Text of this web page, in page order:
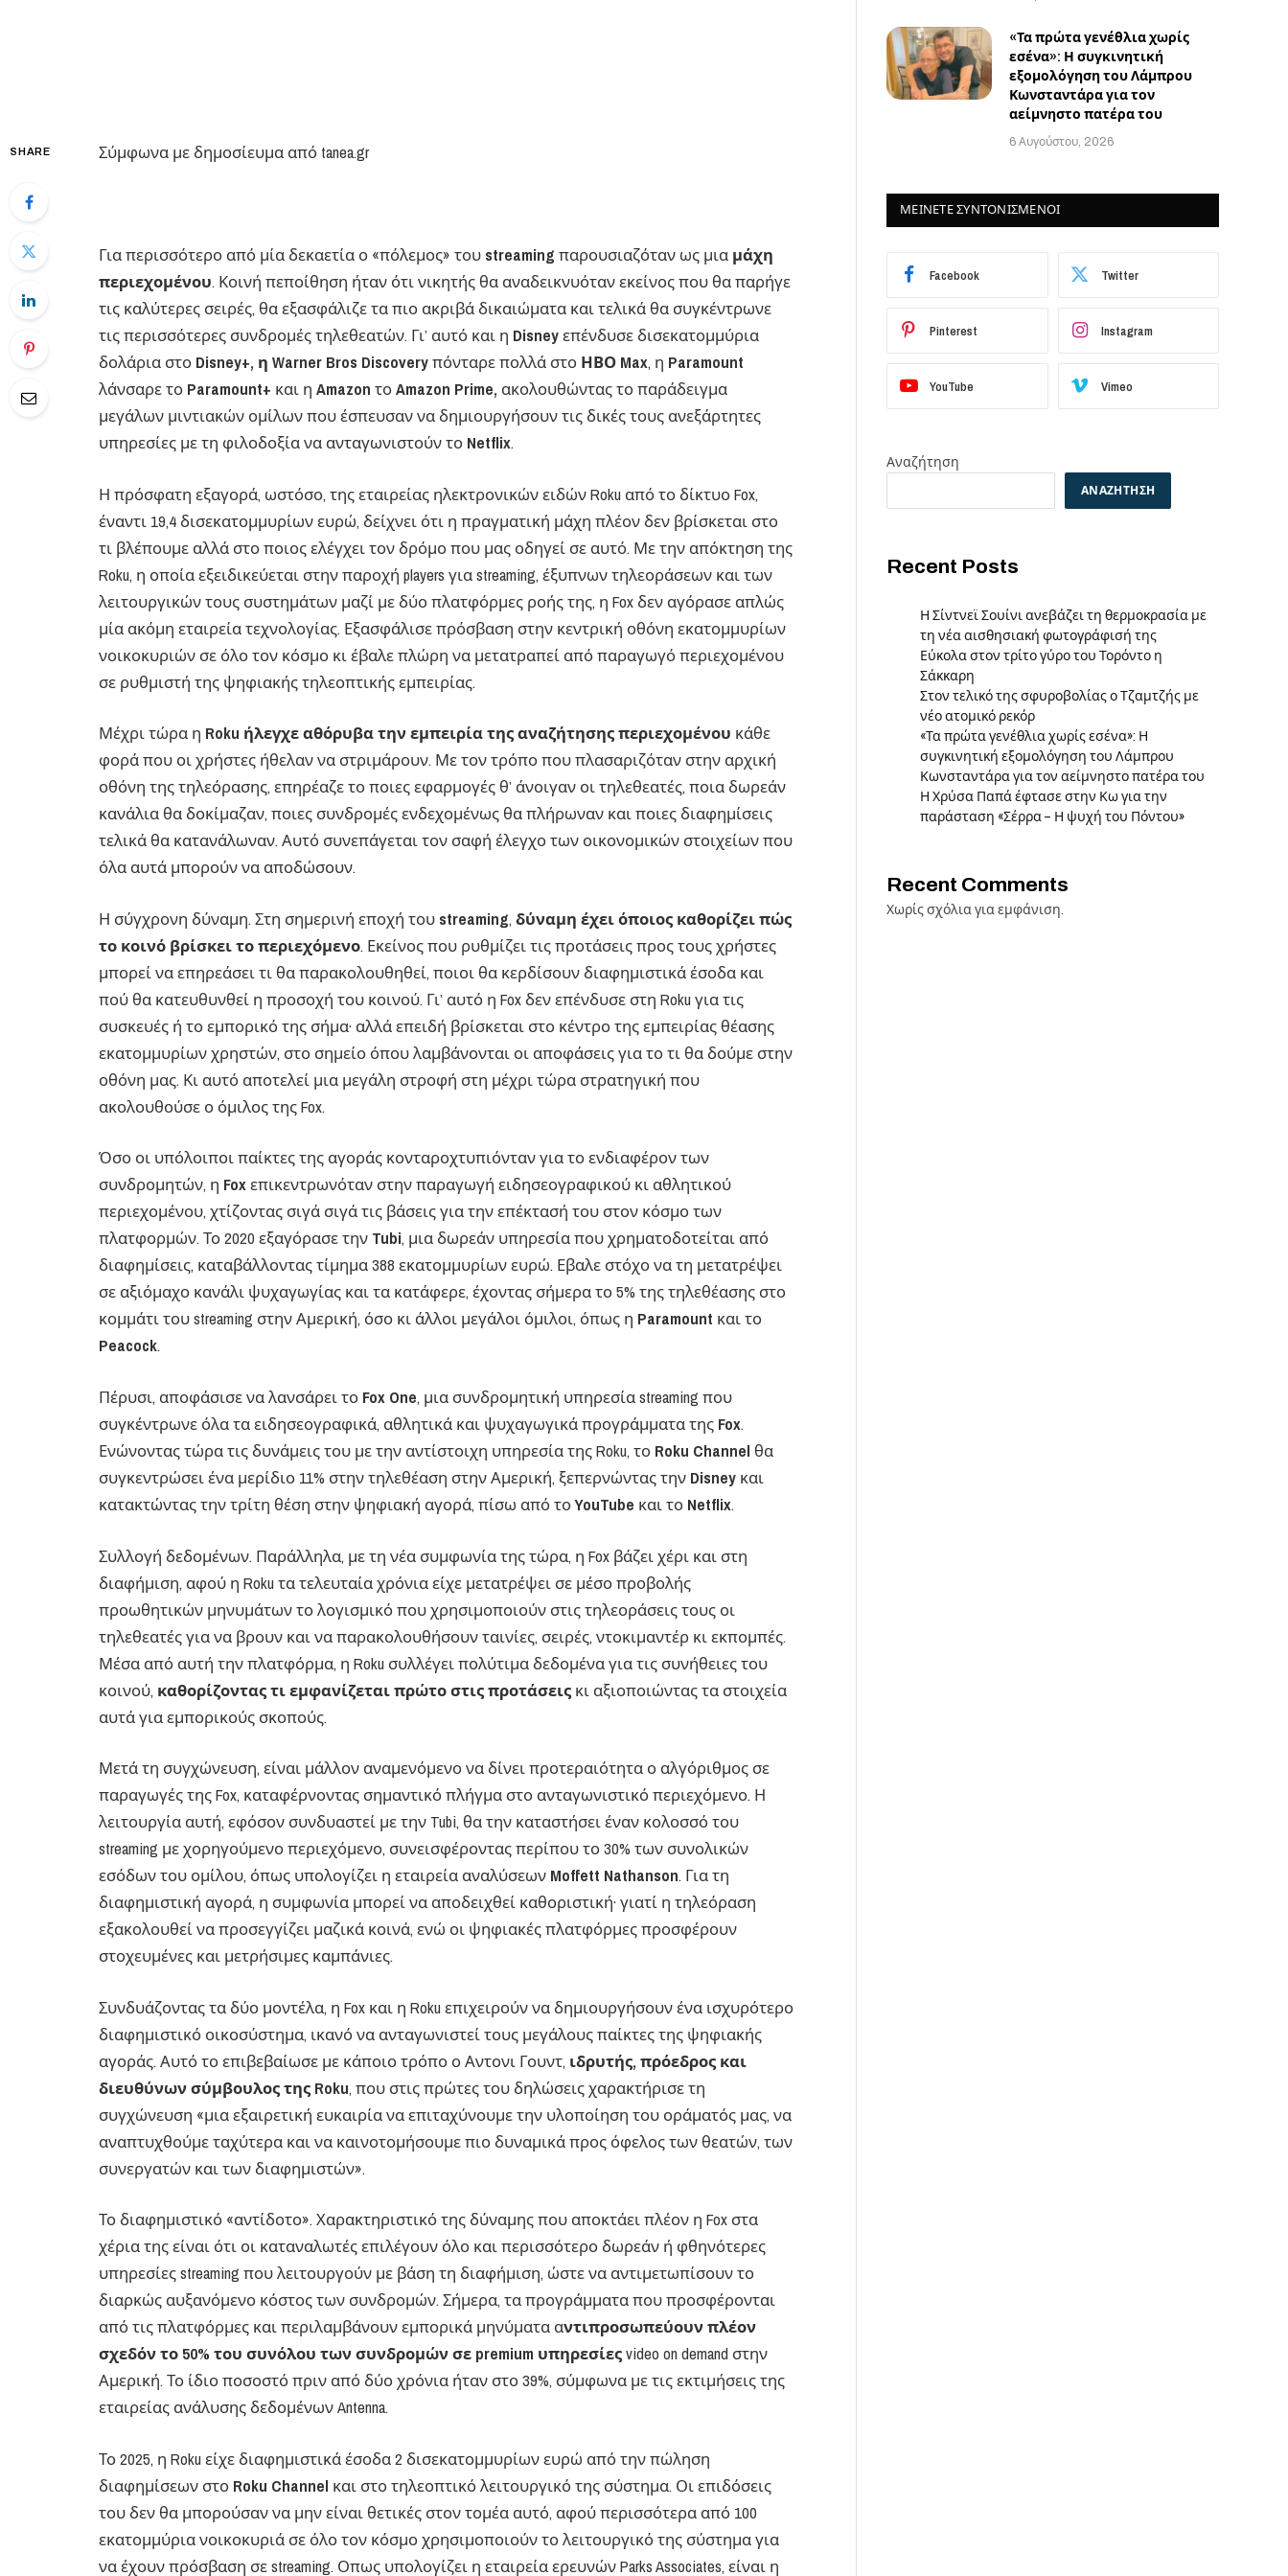
SHARE Σύμφωνα με δημοσίευμα από tanea.gr
Για περισσότερο από μία δεκαετία ο «πόλεμος» του streaming παρουσιαζόταν ως μια μάχη
περιεχομένου. Κοινή πεποίθηση ήταν ότι νικητής θα αναδεικνυόταν εκείνος που θα παρήγε
τις καλύτερες σειρές, θα εξασφάλιζε τα πιο ακριβά δικαιώματα και τελικά θα συγκέντρωνε
τις περισσότερες συνδρομές τηλεθεατών. Γι’ αυτό και η Disneyεπένδυσε δισεκατομμύρια
δολάρια στο Disney+, η Warner Bros Discoveryπόνταρε πολλά στο ΗΒΟ Max, η Paramount
λάνσαρε το Paramount+ και η Amazon τοAmazon Prime, ακολουθώντας το παράδειγμα
μεγάλων μιντιακών ομίλων που έσπευσαν να δημιουργήσουν τις δικές τους ανεξάρτητες
υπηρεσίες με τη φιλοδοξία να ανταγωνιστούν το Netflix.
Η πρόσφατη εξαγορά, ωστόσο, της εταιρείας ηλεκτρονικών ειδών Roku από το δίκτυο Fox,
έναντι 19,4 δισεκατομμυρίων ευρώ, δείχνει ότι η πραγματική μάχη πλέον δεν βρίσκεται στο
τι βλέπουμε αλλά στο ποιος ελέγχει τον δρόμο που μας οδηγεί σε αυτό. Με την απόκτηση της
Roku, η οποία εξειδικεύεται στην παροχή players για streaming, έξυπνων τηλεοράσεων και των
λειτουργικών τους συστημάτων μαζί με δύο πλατφόρμες ροής της, η Fox δεν αγόρασε απλώς
μία ακόμη εταιρεία τεχνολογίας. Εξασφάλισε πρόσβαση στην κεντρική οθόνη εκατομμυρίων
νοικοκυριών σε όλο τον κόσμο κι έβαλε πλώρη να μετατραπεί από παραγωγό περιεχομένου
σε ρυθμιστή της ψηφιακής τηλεοπτικής εμπειρίας.
Μέχρι τώρα η Roku ήλεγχε αθόρυβα την εμπειρία της αναζήτησης περιεχομένου κάθε
φορά που οι χρήστες ήθελαν να στριμάρουν. Με τον τρόπο που πλασαριζόταν στην αρχική
οθόνη της τηλεόρασης, επηρέαζε το ποιες εφαρμογές θ’ άνοιγαν οι τηλεθεατές, ποια δωρεάν
κανάλια θα δοκίμαζαν, ποιες συνδρομές ενδεχομένως θα πλήρωναν και ποιες διαφημίσεις
τελικά θα κατανάλωναν. Αυτό συνεπάγεται τον σαφή έλεγχο των οικονομικών στοιχείων που
όλα αυτά μπορούν να αποδώσουν.
Η σύγχρονη δύναμη. Στη σημερινή εποχή του streaming,δύναμη έχει όποιος καθορίζει πώς
το κοινό βρίσκει το περιεχόμενο. Εκείνος που ρυθμίζει τις προτάσεις προς τους χρήστες
μπορεί να επηρεάσει τι θα παρακολουθηθεί, ποιοι θα κερδίσουν διαφημιστικά έσοδα και
πού θα κατευθυνθεί η προσοχή του κοινού. Γι’ αυτό η Fox δεν επένδυσε στη Roku για τις
συσκευές ή το εμπορικό της σήμα· αλλά επειδή βρίσκεται στο κέντρο της εμπειρίας θέασης
εκατομμυρίων χρηστών, στο σημείο όπου λαμβάνονται οι αποφάσεις για το τι θα δούμε στην
οθόνη μας. Κι αυτό αποτελεί μια μεγάλη στροφή στη μέχρι τώρα στρατηγική που
ακολουθούσε ο όμιλος της Fox.
Όσο οι υπόλοιποι παίκτες της αγοράς κονταροχτυπιόνταν για το ενδιαφέρον των
συνδρομητών, η Foxεπικεντρωνόταν στην παραγωγή ειδησεογραφικού κι αθλητικού
περιεχομένου, χτίζοντας σιγά σιγά τις βάσεις για την επέκτασή του στον κόσμο των
πλατφορμών. Το 2020 εξαγόρασε την Tubi, μια δωρεάν υπηρεσία που χρηματοδοτείται από
διαφημίσεις, καταβάλλοντας τίμημα 388 εκατομμυρίων ευρώ. Εβαλε στόχο να τη μετατρέψει
σε αξιόμαχο κανάλι ψυχαγωγίας και τα κατάφερε, έχοντας σήμερα το 5% της τηλεθέασης στο
κομμάτι του streaming στην Αμερική, όσο κι άλλοι μεγάλοι όμιλοι, όπως η Paramount και το
Peacock.
Πέρυσι, αποφάσισε να λανσάρει το Fox One, μια συνδρομητική υπηρεσία streaming που
συγκέντρωνε όλα τα ειδησεογραφικά, αθλητικά και ψυχαγωγικά προγράμματα της Fox.
Ενώνοντας τώρα τις δυνάμεις του με την αντίστοιχη υπηρεσία της Roku, το Roku Channel θα
συγκεντρώσει ένα μερίδιο 11% στην τηλεθέαση στην Αμερική, ξεπερνώντας την Disney και
κατακτώντας την τρίτη θέση στην ψηφιακή αγορά, πίσω από τοYouTube και το Netflix.
Συλλογή δεδομένων. Παράλληλα, με τη νέα συμφωνία της τώρα, η Fox βάζει χέρι και στη
διαφήμιση, αφού η Roku τα τελευταία χρόνια είχε μετατρέψει σε μέσο προβολής
προωθητικών μηνυμάτων το λογισμικό που χρησιμοποιούν στις τηλεοράσεις τους οι
τηλεθεατές για να βρουν και να παρακολουθήσουν ταινίες, σειρές, ντοκιμαντέρ κι εκπομπές.
Μέσα από αυτή την πλατφόρμα, η Roku συλλέγει πολύτιμα δεδομένα για τις συνήθειες του
κοινού, καθορίζοντας τι εμφανίζεται πρώτο στις προτάσεις κι αξιοποιώντας τα στοιχεία
αυτά για εμπορικούς σκοπούς.
Μετά τη συγχώνευση, είναι μάλλον αναμενόμενο να δίνει προτεραιότητα ο αλγόριθμος σε
παραγωγές της Fox, καταφέρνοντας σημαντικό πλήγμα στο ανταγωνιστικό περιεχόμενο. Η
λειτουργία αυτή, εφόσον συνδυαστεί με την Tubi, θα την καταστήσει έναν κολοσσό του
streaming με χορηγούμενο περιεχόμενο, συνεισφέροντας περίπου το 30% των συνολικών
εσόδων του ομίλου, όπως υπολογίζει η εταιρεία αναλύσεων Moffett Nathanson. Για τη
διαφημιστική αγορά, η συμφωνία μπορεί να αποδειχθεί καθοριστική· γιατί η τηλεόραση
εξακολουθεί να προσεγγίζει μαζικά κοινά, ενώ οι ψηφιακές πλατφόρμες προσφέρουν
στοχευμένες και μετρήσιμες καμπάνιες.
Συνδυάζοντας τα δύο μοντέλα, η Fox και η Roku επιχειρούν να δημιουργήσουν ένα ισχυρότερο
διαφημιστικό οικοσύστημα, ικανό να ανταγωνιστεί τους μεγάλους παίκτες της ψηφιακής
αγοράς. Αυτό το επιβεβαίωσε με κάποιο τρόπο ο Αντονι Γουντ, ιδρυτής, πρόεδρος και
διευθύνων σύμβουλος της Roku, που στις πρώτες του δηλώσεις χαρακτήρισε τη
συγχώνευση «μια εξαιρετική ευκαιρία να επιταχύνουμε την υλοποίηση του οράματός μας, να
αναπτυχθούμε ταχύτερα και να καινοτομήσουμε πιο δυναμικά προς όφελος των θεατών, των
συνεργατών και των διαφημιστών».
Το διαφημιστικό «αντίδοτο». Χαρακτηριστικό της δύναμης που αποκτάει πλέον η Fox στα
χέρια της είναι ότι οι καταναλωτές επιλέγουν όλο και περισσότερο δωρεάν ή φθηνότερες
υπηρεσίες streaming που λειτουργούν με βάση τη διαφήμιση, ώστε να αντιμετωπίσουν το
διαρκώς αυξανόμενο κόστος των συνδρομών. Σήμερα, τα προγράμματα που προσφέρονται
από τις πλατφόρμες και περιλαμβάνουν εμπορικά μηνύματα αντιπροσωπεύουν πλέον
σχεδόν το 50% του συνόλου των συνδρομών σε premium υπηρεσίεςvideo on demand στην
Αμερική. Το ίδιο ποσοστό πριν από δύο χρόνια ήταν στο 39%, σύμφωνα με τις εκτιμήσεις της
εταιρείας ανάλυσης δεδομένων Antenna.
Το 2025, η Roku είχε διαφημιστικά έσοδα 2 δισεκατομμυρίων ευρώ από την πώληση
διαφημίσεων στο Roku Channel και στο τηλεοπτικό λειτουργικό της σύστημα. Οι επιδόσεις
του δεν θα μπορούσαν να μην είναι θετικές στον τομέα αυτό, αφού περισσότερα από 100
εκατομμύρια νοικοκυριά σε όλο τον κόσμο χρησιμοποιούν το λειτουργικό της σύστημα για
να έχουν πρόσβαση σε streaming. Οπως υπολογίζει η εταιρεία ερευνών Parks Associates, είναι η
«Τα πρώτα γενέθλια χωρίς
εσένα»: Η συγκινητική
εξομολόγηση του Λάμπρου
Κωνσταντάρα για τον
αείμνηστο πατέρα του
6 Αυγούστου, 2026
ΜΕΙΝΕΤΕ ΣΥΝΤΟΝΙΣΜΕΝΟΙ
Facebook Twitter
Pinterest Instagram
YouTube Vimeo
Αναζήτηση
ΑΝΑΖΉΤΗΣΗ
Recent Posts
Η Σίντνεϊ Σουίνι ανεβάζει τη θερμοκρασία με
τη νέα αισθησιακή φωτογράφισή της
Εύκολα στον τρίτο γύρο του Τορόντο η
Σάκκαρη
Στον τελικό της σφυροβολίας ο Τζαμτζής με
νέο ατομικό ρεκόρ
«Τα πρώτα γενέθλια χωρίς εσένα»: Η
συγκινητική εξομολόγηση του Λάμπρου
Κωνσταντάρα για τον αείμνηστο πατέρα του
Η Χρύσα Παπά έφτασε στην Κω για την
παράσταση «Σέρρα – Η ψυχή του Πόντου»
Recent Comments
Χωρίς σχόλια για εμφάνιση.